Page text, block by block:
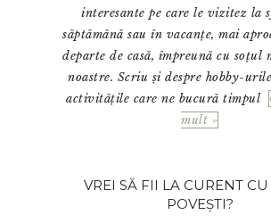
interesante pe care le vizitez la
săptămână sau în vacanțe, mai
departe de casă, împreună cu soțul
noastre. Scriu și despre hobby-
activitățile care ne bucură timpul
mult »
VREI SĂ FII LA CURENT
POVEȘTI?